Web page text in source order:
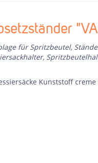
für Spritzbeutel,
Kunststoff creme